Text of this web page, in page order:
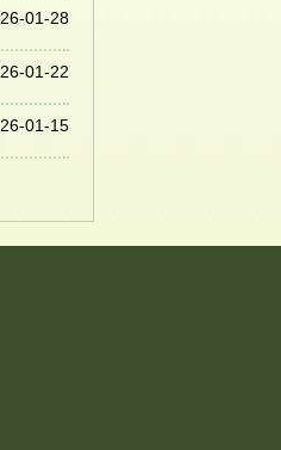
26-01-28
26-01-22
26-01-15